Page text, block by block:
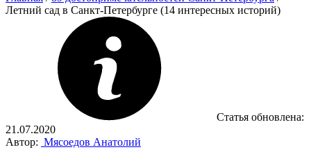
Летний сад в Санкт-Петербурге (14 интересных историй)
Статья обновлена:
21.07.2020
Автор: Мясоедов Анатолий